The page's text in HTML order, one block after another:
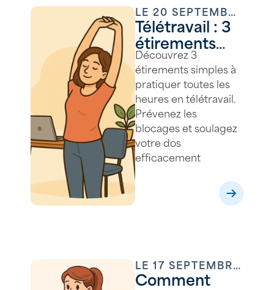
LE 20 SEPTEMBRE
2025
Télétravail : 3
étirements
anti-blocage
pour soulager
votre dos
toutes les
heures
Découvrez 3
étirements simples à
pratiquer toutes les
heures en télétravail.
Prévenez les
blocages et soulagez
votre dos
efficacement
LE17 SEPTEMBRE
2025
Comment